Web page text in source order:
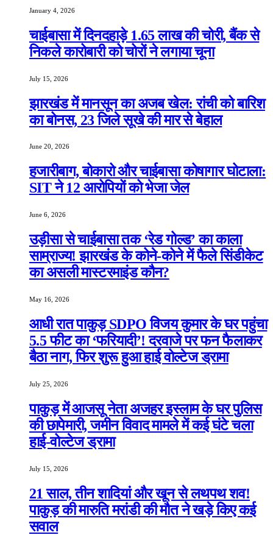
January 4, 2026
चाईबासा में दिनदहाड़े 1.65 लाख की चोरी, बैंक से
निकले कारोबारी को चोरों ने लगाया चूना
July 15, 2026
झारखंड में मानसून का अजब खेल: रांची को बारिश
का बोनस, 23 जिले सूखे की मार से बेहाल
June 20, 2026
हजारीबाग, बोकारो और चाईबासा कोषागार घोटाला:
SIT ने 12 आरोपियों को भेजा जेल
June 6, 2026
उड़ीसा से चाईबासा तक ‘रेड गोल्ड’ का काला
साम्राज्य! झारखंड के कोने-कोने में फैले सिंडीकेट
का असली मास्टरमाइंड कौन?
May 16, 2026
आधी रात पाकुड़ SDPO विजय कुमार के घर पहुंचा
5.5 फीट का ‘फरियादी’! दरवाजे पर फन फैलाकर
बैठा नाग, फिर शुरू हुआ हाई वोल्टेज ड्रामा
July 25, 2026
पाकुड़ में आजसू नेता अजहर इस्लाम के घर पुलिस
की छापेमारी, जमीन विवाद मामले में कई घंटे चला
हाई-वोल्टेज ड्रामा
July 15, 2026
21 साल, तीन शादियां और खून से लथपथ शव!
पाकुड़ की मारुति मरांडी की मौत ने खड़े किए कई
सवाल